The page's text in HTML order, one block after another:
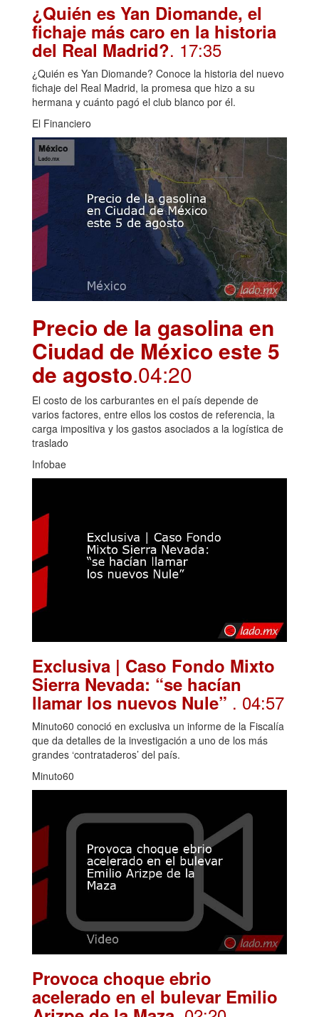
¿Quién es Yan Diomande, el
fichaje más caro en la historia
del Real Madrid?. 17:35
¿Quién es Yan Diomande? Conoce la historia del nuevo
fichaje del Real Madrid, la promesa que hizo a su
hermana y cuánto pagó el club blanco por él.
El Financiero
Precio de la gasolina en
Ciudad de México este 5
de agosto.04:20
El costo de los carburantes en el país depende de
varios factores, entre ellos los costos de referencia, la
carga impositiva y los gastos asociados a la logística de
traslado
Infobae
Exclusiva | Caso Fondo Mixto
Sierra Nevada: “se hacían
llamar los nuevos Nule” . 04:57
Minuto60 conoció en exclusiva un informe de la Fiscalía
que da detalles de la investigación a uno de los más
grandes ‘contrataderos’ del país.
Minuto60
Provoca choque ebrio
acelerado en el bulevar Emilio